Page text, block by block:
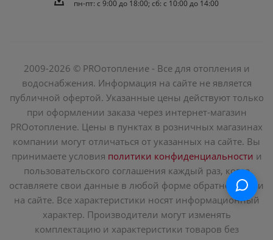
пн-пт: c 9:00 до 18:00; сб: с 10:00 до 14:00
2009-2026 © PROотопление - Все для отопления и
водоснабжения. Информация на сайте не является
публичной офертой. Указанные цены действуют только
при оформлении заказа через интернет-магазин
PROотопление. Цены в пунктах в розничных магазинах
компании могут отличаться от указанных на сайте. Вы
принимаете условия политики конфиденциальности и
пользовательского соглашения каждый раз, когда
оставляете свои данные в любой форме обратной связи
на сайте. Все характеристики носят информационный
характер. Производители могут изменять
комплектацию и характеристики товаров без